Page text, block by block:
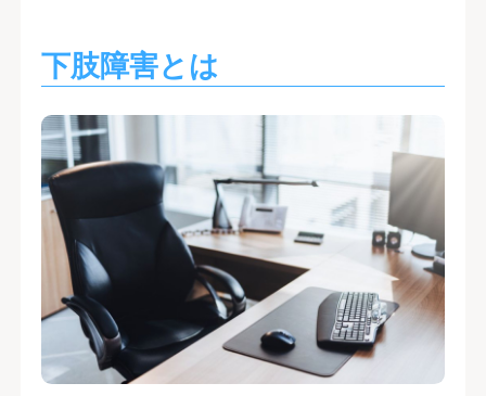
下肢障害とは